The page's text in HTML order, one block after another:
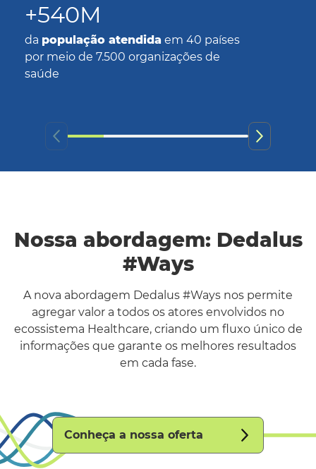
+540M
da população atendida em 40 países
por meio de 7.500 organizações de
saúde
Nossa abordagem: Dedalus
#Ways
A nova abordagem Dedalus #Ways nos permite
agregar valor a todos os atores envolvidos no
ecossistema Healthcare, criando um fluxo único de
informações que garante os melhores resultados
em cada fase.
Conheça a nossa oferta